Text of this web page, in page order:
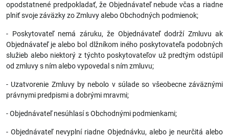
opodstatnené predpokladať, že Objednávateľ nebude včas a riadne
plniť svoje záväzky zo Zmluvy alebo Obchodných podmienok;
- Poskytovateľ nemá záruku, že Objednávateľ dodrží Zmluvu ak
Objednávateľ je alebo bol dlžníkom iného poskytovateľa podobných
služieb alebo niektorý z týchto poskytovateľov už predtým odstúpil
od zmluvy s ním alebo vypovedal s ním zmluvu;
- Uzatvorenie Zmluvy by nebolo v súlade so všeobecne záväznými
právnymi predpismi a dobrými mravmi;
- Objednávateľ nesúhlasí s Obchodnými podmienkami;
- Objednávateľ nevyplní riadne Objednávku, alebo je neurčitá alebo